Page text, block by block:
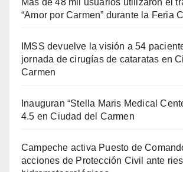
“Amor por Carmen” durante la Feria
IMSS devuelve la visión a 54
jornada de cirugías de cataratas en
Carmen
Inauguran “Stella Maris Medical
4.5 en Ciudad del Carmen
Campeche activa Puesto de
acciones de Protección Civil ante